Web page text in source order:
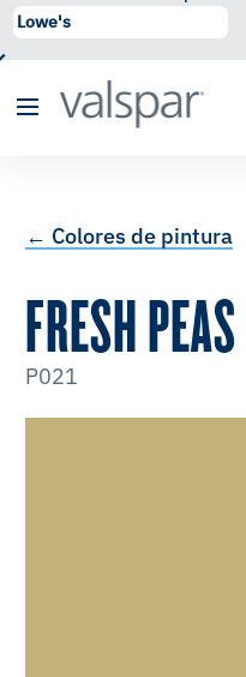
se ha
← Colores de pintura
FRESH PEAS
P021